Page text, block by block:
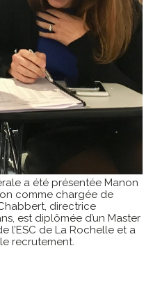
a été présentée Manon
comme chargée de
directrice
est diplômée d’un Master
l’ESC de La Rochelle et a
recrutement.